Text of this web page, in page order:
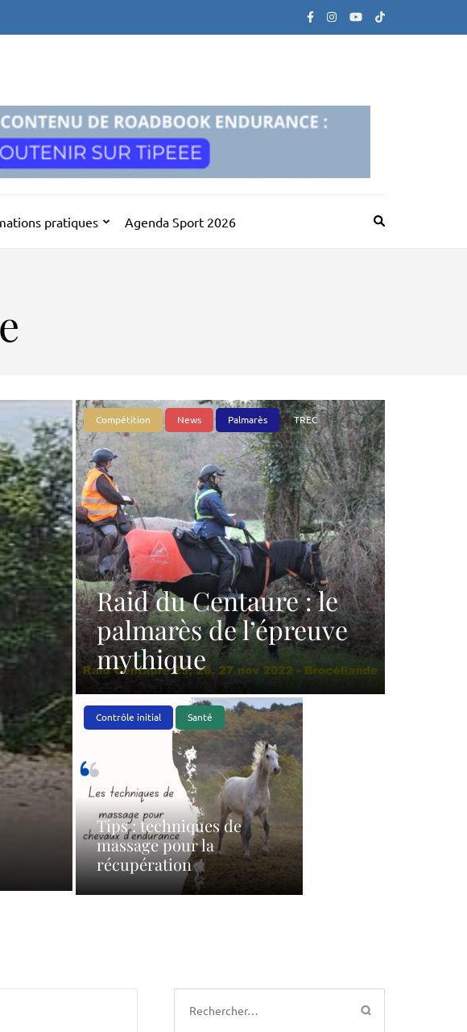
pratiques Agenda Sport 2026
Compétition News Palmarès TREC
Raid du Centaure : le
palmarès de l’épreuve
mythique
Contrôle initial Santé
Tips : techniques de
massage pour la
récupération
Rechercher :